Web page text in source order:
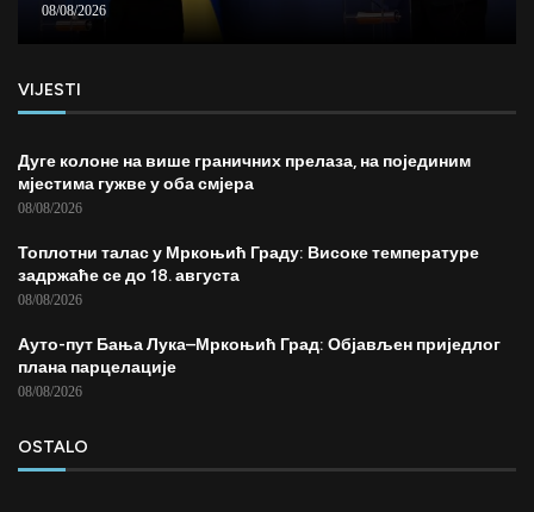
08/08/2026
VIJESTI
Дуге колоне на више граничних прелаза, на појединим
мјестима гужве у оба смјера
08/08/2026
Топлотни талас у Мркоњић Граду: Високе температуре
задржаће се до 18. августа
08/08/2026
Ауто-пут Бања Лука–Мркоњић Град: Објављен приједлог
плана парцелације
08/08/2026
OSTALO